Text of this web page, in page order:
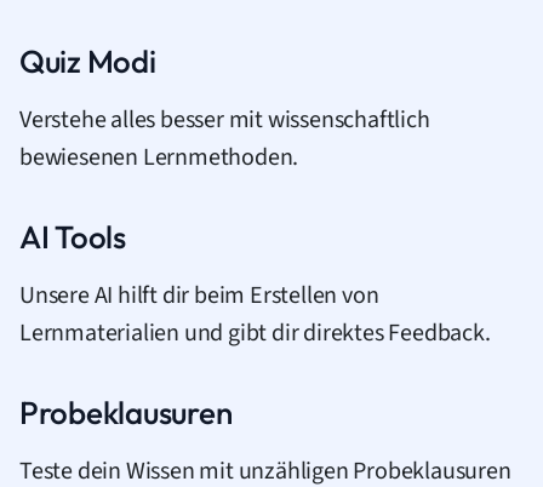
Quiz Modi
Verstehe alles besser mit wissenschaftlich
bewiesenen Lernmethoden.
AI Tools
Unsere AI hilft dir beim Erstellen von
Lernmaterialien und gibt dir direktes Feedback.
Probeklausuren
Teste dein Wissen mit unzähligen Probeklausuren